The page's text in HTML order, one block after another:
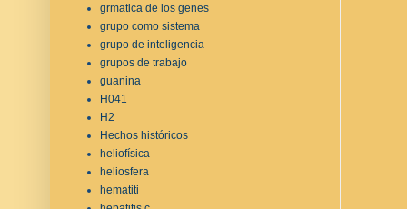
grmatica de los genes
grupo como sistema
grupo de inteligencia
grupos de trabajo
guanina
H041
H2
Hechos históricos
heliofísica
heliosfera
hematiti